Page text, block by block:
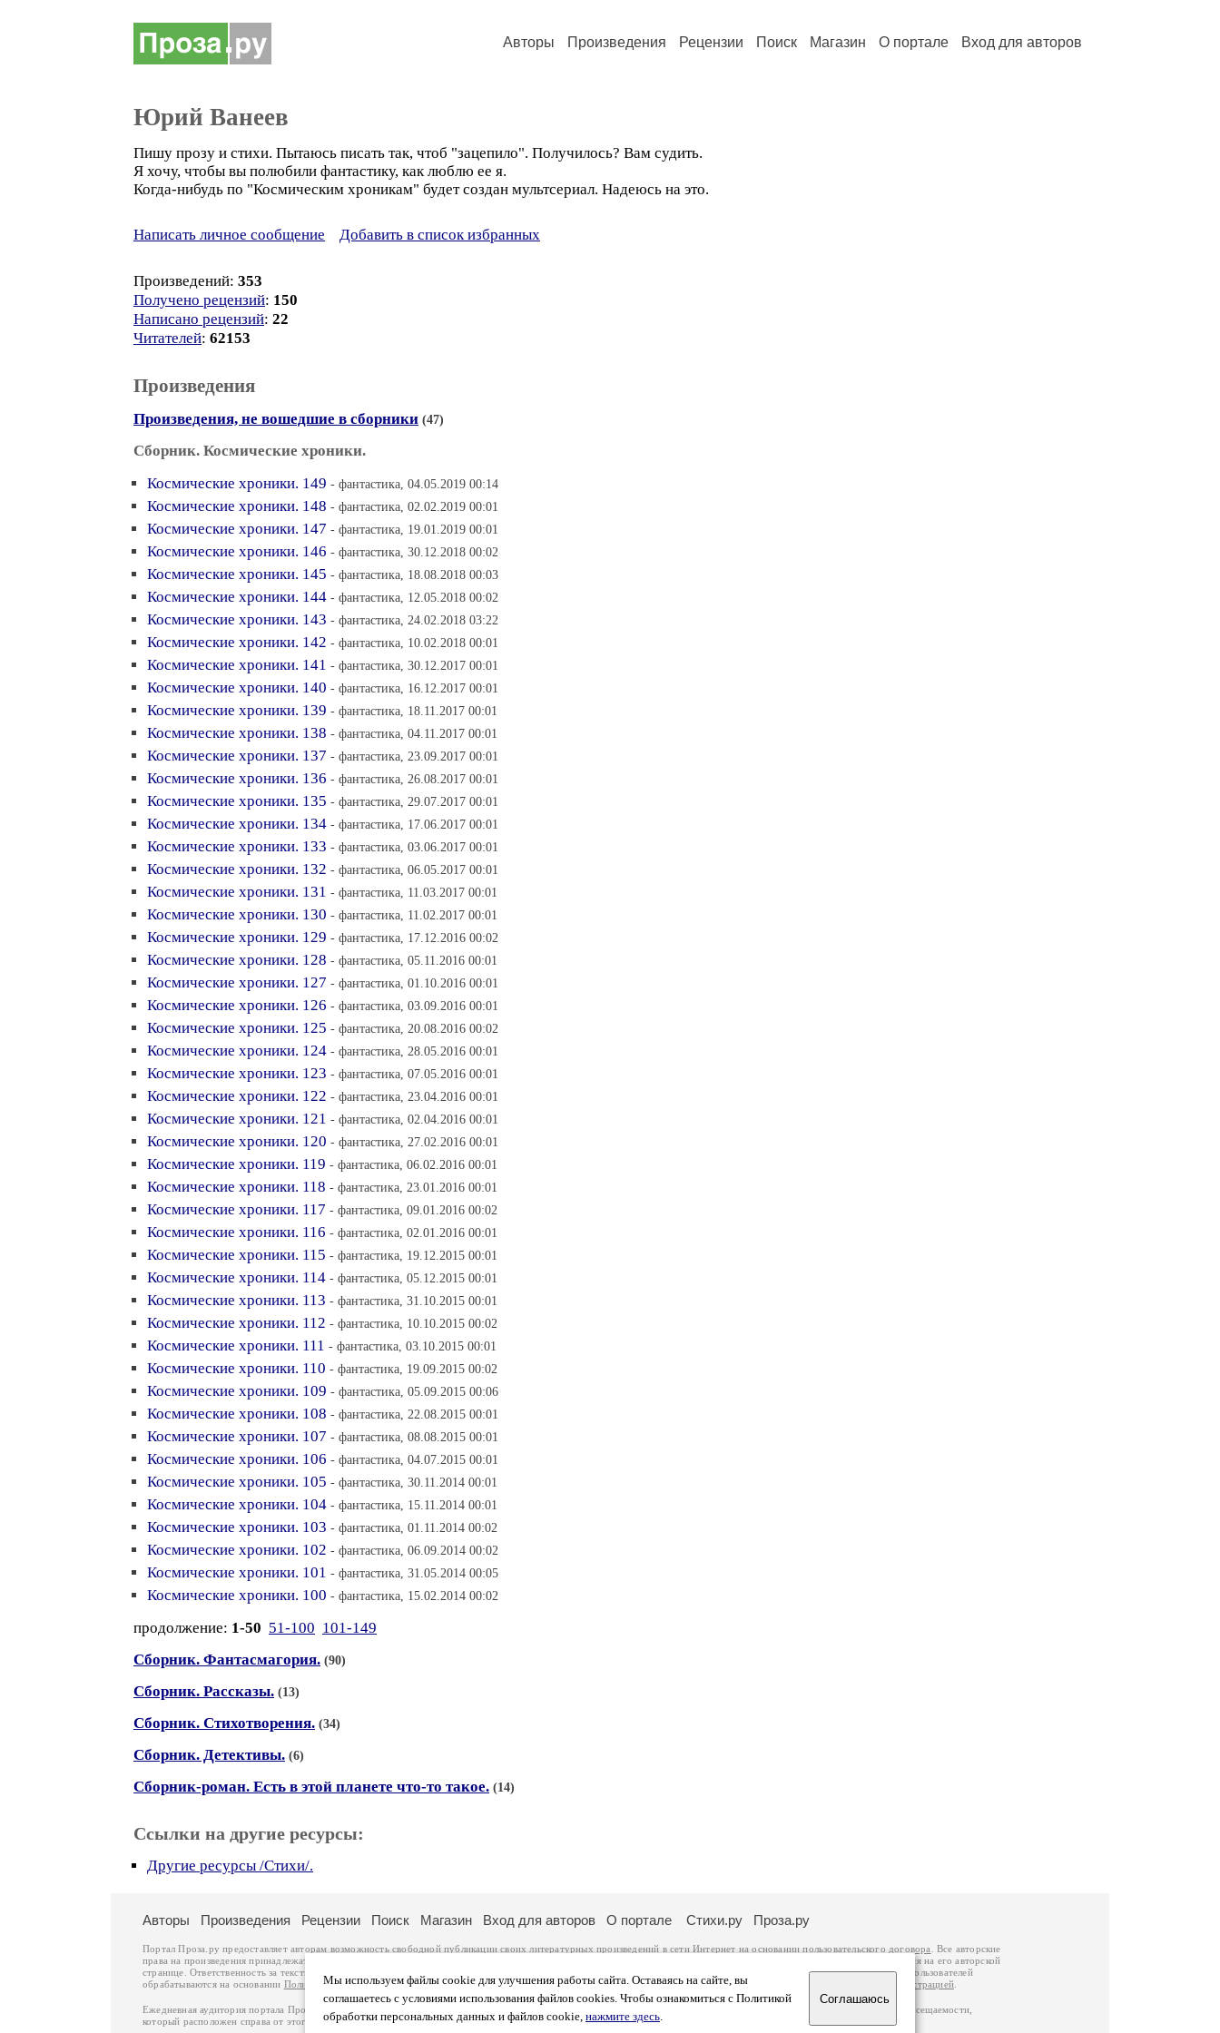
Авторы Произведения Рецензии Поиск Магазин О портале Вход для авторов
Юрий Ванеев
Пишу прозу и стихи. Пытаюсь писать так, чтоб "зацепило". Получилось? Вам судить.
Я хочу, чтобы вы полюбили фантастику, как люблю ее я.
Когда-нибудь по "Космическим хроникам" будет создан мультсериал. Надеюсь на это.
Написать личное сообщение Добавить в список избранных
Произведений: 353
Получено рецензий: 150
Написано рецензий: 22
Читателей: 62153
Произведения
Произведения, не вошедшие в сборники (47)
Сборник. Космические хроники.
Космические хроники. 149 - фантастика, 04.05.2019 00:14
Космические хроники. 148 - фантастика, 02.02.2019 00:01
Космические хроники. 147 - фантастика, 19.01.2019 00:01
Космические хроники. 146 - фантастика, 30.12.2018 00:02
Космические хроники. 145 - фантастика, 18.08.2018 00:03
Космические хроники. 144 - фантастика, 12.05.2018 00:02
Космические хроники. 143 - фантастика, 24.02.2018 03:22
Космические хроники. 142 - фантастика, 10.02.2018 00:01
Космические хроники. 141 - фантастика, 30.12.2017 00:01
Космические хроники. 140 - фантастика, 16.12.2017 00:01
Космические хроники. 139 - фантастика, 18.11.2017 00:01
Космические хроники. 138 - фантастика, 04.11.2017 00:01
Космические хроники. 137 - фантастика, 23.09.2017 00:01
Космические хроники. 136 - фантастика, 26.08.2017 00:01
Космические хроники. 135 - фантастика, 29.07.2017 00:01
Космические хроники. 134 - фантастика, 17.06.2017 00:01
Космические хроники. 133 - фантастика, 03.06.2017 00:01
Космические хроники. 132 - фантастика, 06.05.2017 00:01
Космические хроники. 131 - фантастика, 11.03.2017 00:01
Космические хроники. 130 - фантастика, 11.02.2017 00:01
Космические хроники. 129 - фантастика, 17.12.2016 00:02
Космические хроники. 128 - фантастика, 05.11.2016 00:01
Космические хроники. 127 - фантастика, 01.10.2016 00:01
Космические хроники. 126 - фантастика, 03.09.2016 00:01
Космические хроники. 125 - фантастика, 20.08.2016 00:02
Космические хроники. 124 - фантастика, 28.05.2016 00:01
Космические хроники. 123 - фантастика, 07.05.2016 00:01
Космические хроники. 122 - фантастика, 23.04.2016 00:01
Космические хроники. 121 - фантастика, 02.04.2016 00:01
Космические хроники. 120 - фантастика, 27.02.2016 00:01
Космические хроники. 119 - фантастика, 06.02.2016 00:01
Космические хроники. 118 - фантастика, 23.01.2016 00:01
Космические хроники. 117 - фантастика, 09.01.2016 00:02
Космические хроники. 116 - фантастика, 02.01.2016 00:01
Космические хроники. 115 - фантастика, 19.12.2015 00:01
Космические хроники. 114 - фантастика, 05.12.2015 00:01
Космические хроники. 113 - фантастика, 31.10.2015 00:01
Космические хроники. 112 - фантастика, 10.10.2015 00:02
Космические хроники. 111 - фантастика, 03.10.2015 00:01
Космические хроники. 110 - фантастика, 19.09.2015 00:02
Космические хроники. 109 - фантастика, 05.09.2015 00:06
Космические хроники. 108 - фантастика, 22.08.2015 00:01
Космические хроники. 107 - фантастика, 08.08.2015 00:01
Космические хроники. 106 - фантастика, 04.07.2015 00:01
Космические хроники. 105 - фантастика, 30.11.2014 00:01
Космические хроники. 104 - фантастика, 15.11.2014 00:01
Космические хроники. 103 - фантастика, 01.11.2014 00:02
Космические хроники. 102 - фантастика, 06.09.2014 00:02
Космические хроники. 101 - фантастика, 31.05.2014 00:05
Космические хроники. 100 - фантастика, 15.02.2014 00:02
продолжение: 1-50 51-100 101-149
Сборник. Фантасмагория. (90)
Сборник. Рассказы. (13)
Сборник. Стихотворения. (34)
Сборник. Детективы. (6)
Сборник-роман. Есть в этой планете что-то такое. (14)
Ссылки на другие ресурсы:
Другие ресурсы /Стихи/.
Мы используем файлы cookie для улучшения работы сайта. Оставаясь на сайте, вы
соглашаетесь с условиями использования файлов cookies. Чтобы ознакомиться с Политикой
обработки персональных данных и файлов cookie, нажмите здесь.
Соглашаюсь
Авторы Произведения Рецензии Поиск Магазин Вход для авторов О портале Стихи.ру Проза.ру
Портал Проза.ру предоставляет авторам возможность свободной публикации своих литературных произведений в сети Интернет на основаниипользовательского договора
. Все авторские
права на произведения принадлежат авторам и охраняются
. Перепечатка произведений возможна только с согласия его автора, к которому вы можете обратиться на его авторской
странице. Ответственность за тексты произведений авторы несут самостоятельно на основании
законодательства Российской Федерации. Данные пользователей
обрабатываются на основании Политики обработки персональных данных. Вы также можете посмотреть более подробнуюинформацию о портале связаться с администрацией
Ежедневная аудитория портала Проза.ру – порядка 100 тысяч посетителей, которые в общей сумме просматривают более полумиллиона страниц по данным счетчика посещаемости,
который расположен справа от этого текста. В каждой графе указано по две цифры: количество просмотров и количество посетителей.